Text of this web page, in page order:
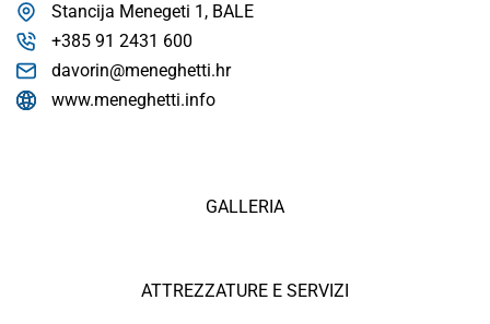
GALLERIA
ATTREZZATURE E SERVIZI
Stancija Menegeti 1, BALE
+385 91 2431 600
davorin@meneghetti.hr
www.meneghetti.info